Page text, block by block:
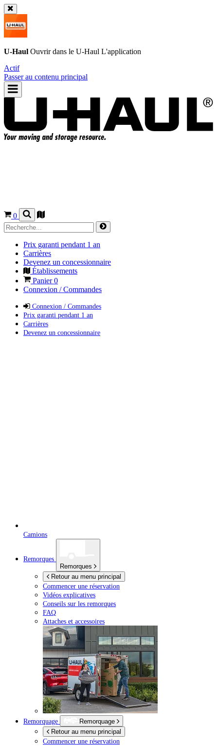
U-Haul Ouvrir dans le U-Haul L'application
Actif
Passer au contenu principal
0
Prix garanti pendant 1 an
Carrières
Devenez un concessionnaire
Établissements
Panier0
Connexion / Commandes
Connexion / Commandes
Prix garanti pendant 1 an
Carrières
Devenez un concessionnaire
Camions
Remorques
Remorques
Retour au menu principal
Commencer une réservation
Vidéos explicatives
Conseils sur les remorques
FAQ
Attaches et accessoires
Remorquage
Remorquage
Retour au menu principal
Commencer une réservation